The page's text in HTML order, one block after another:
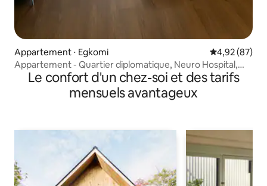
Appartement ⋅ Egkomi Évaluation
4,92 (87)
Appartement - Quartier diplomatique, Neuro Hospital,
Nicosia Uni
Le confort d'un chez-soi et des tarifs
mensuels avantageux